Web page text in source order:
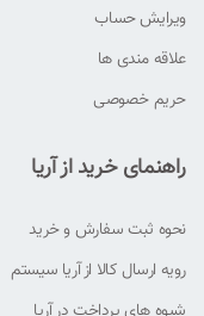
ویرایش حساب
علاقه مندی ها
حریم خصوصی
راهنمای خرید از آریا
نحوه ثبت سفارش و خرید
رویه ارسال کالا از آریا سیستم
شیوه های پرداخت در آریا